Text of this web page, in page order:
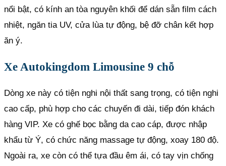
nổi bật, có kính an tòa nguyên khối để dán sẵn film cách
nhiệt, ngăn tia UV, cửa lùa tự động, bệ đỡ chân kết hợp
ăn ý.
Xe Autokingdom Limousine 9 chỗ
Dòng xe này có tiện nghi nội thất sang trọng, có tiện nghi
cao cấp, phù hợp cho các chuyến đi dài, tiếp đón khách
hàng VIP. Xe có ghế bọc bằng da cao cáp, được nhập
khẩu từ Ý, có chức năng massage tự động, xoay 180 độ.
Ngoài ra, xe còn có thể tựa đầu êm ái, có tay vịn chống